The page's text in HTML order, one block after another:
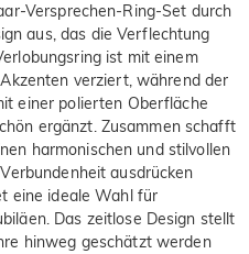
Versprechen-Ring-Set durch
aus, das die Verflechtung
ist mit einem
verziert, während der
einer polierten Oberfläche
ergänzt. Zusammen schafft
harmonischen und stilvollen
ausdrücken
eine ideale Wahl für
Das zeitlose Design stellt
hinweg geschätzt werden